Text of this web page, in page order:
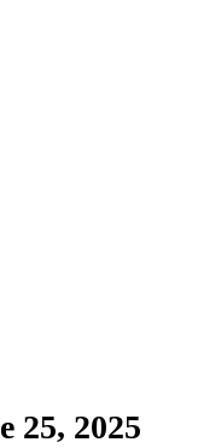
25, 2025